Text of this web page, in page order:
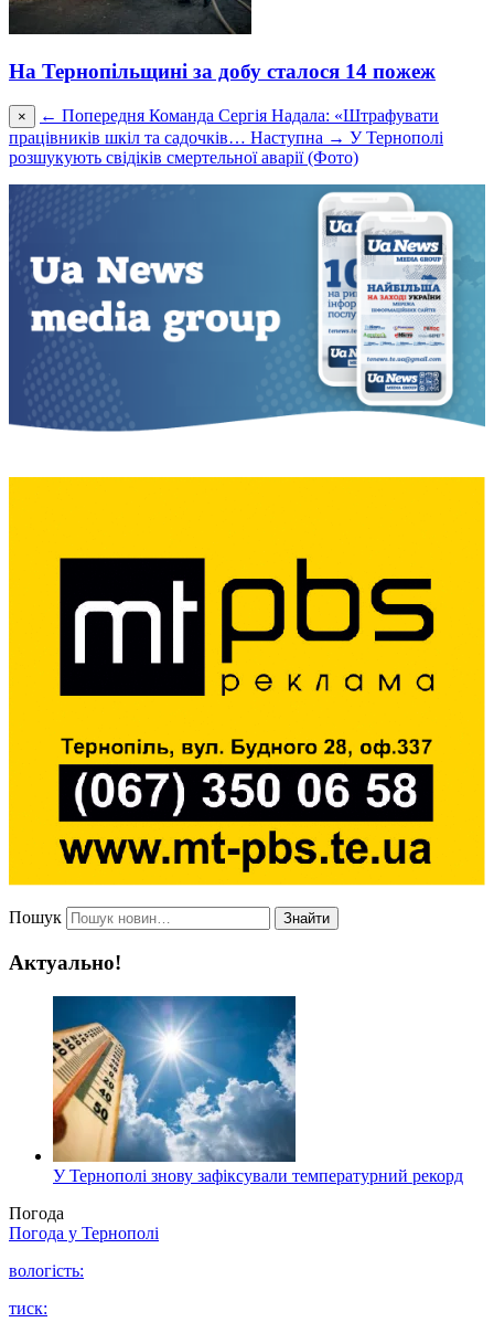
На Тернопільщині за добу сталося 14 пожеж
× ← Попередня Команда Сергія Надала: «Штрафувати
працівників шкіл та садочків… Наступна → У Тернополі
розшукують свідіків смертельної аварії (Фото)
Пошук Знайти
Актуально!
У Тернополі знову зафіксували температурний рекорд
Погода
Погода у Тернополі
вологість:
тиск: